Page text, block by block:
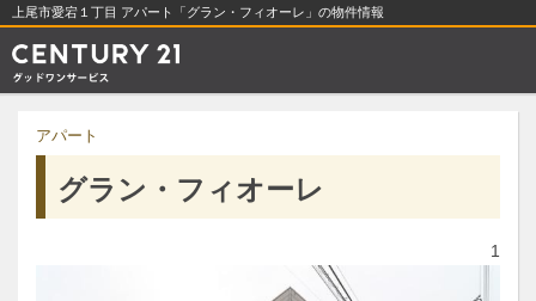
上尾市愛宕１丁目 アパート「グラン・フィオーレ」の物件情報
アパート
グラン・フィオーレ
1